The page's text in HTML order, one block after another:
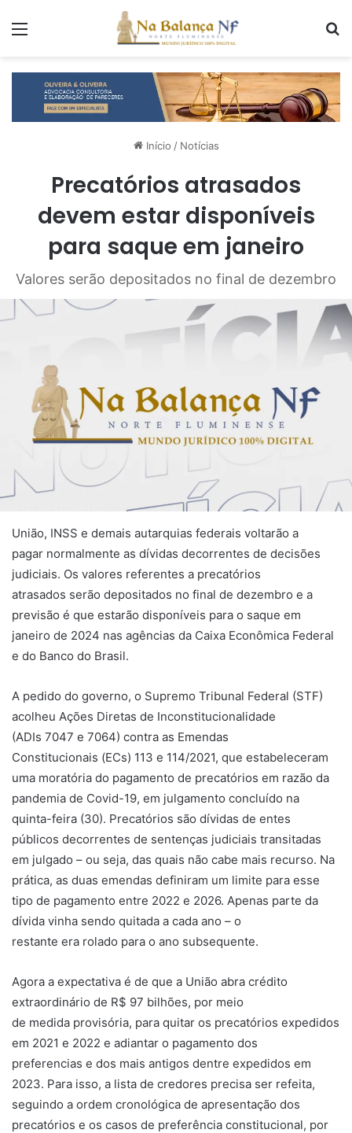
Início / Notícias
Precatórios atrasados
devem estar disponíveis
para saque em janeiro
Valores serão depositados no final de dezembro
União, INSS e demais autarquias federais voltarão a
pagar normalmente as dívidas decorrentes de decisões
judiciais. Os valores referentes a precatórios
atrasados serão depositados no final de dezembro e a
previsão é que estarão disponíveis para o saque em
janeiro de 2024 nas agências da Caixa Econômica Federal
e do Banco do Brasil.
A pedido do governo, o Supremo Tribunal Federal (STF)
acolheu Ações Diretas de Inconstitucionalidade
(ADIs 7047 e 7064) contra as Emendas
Constitucionais (ECs) 113 e 114/2021, que estabeleceram
uma moratória do pagamento de precatórios em razão da
pandemia de Covid-19, em julgamento concluído na
quinta-feira (30). Precatórios são dívidas de entes
públicos decorrentes de sentenças judiciais transitadas
em julgado – ou seja, das quais não cabe mais recurso. Na
prática, as duas emendas definiram um limite para esse
tipo de pagamento entre 2022 e 2026. Apenas parte da
dívida vinha sendo quitada a cada ano – o
restante era rolado para o ano subsequente.
Agora a expectativa é de que a União abra crédito
extraordinário de R$ 97 bilhões, por meio
de medida provisória, para quitar os precatórios expedidos
em 2021 e 2022 e adiantar o pagamento dos
preferencias e dos mais antigos dentre expedidos em
2023. Para isso, a lista de credores precisa ser refeita,
seguindo a ordem cronológica de apresentação dos
precatórios e os casos de preferência constitucional, por